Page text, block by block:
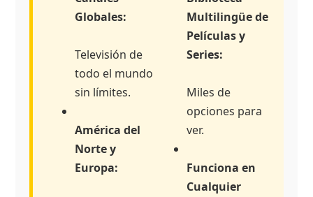
Globales:
Televisión de
todo el mundo
sin límites.
América del
Norte y
Europa:
Multilingüe de
Películas y
Series:
Miles de
opciones para
ver.
Funciona en
Cualquier